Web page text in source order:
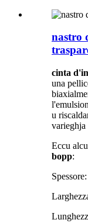
nastro
cinta
una
u
varieghja
Eccu
bopp: